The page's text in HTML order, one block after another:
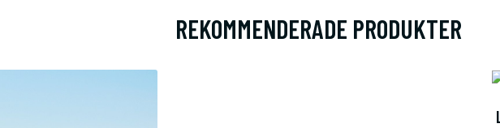
REKOMMENDERADE PRODUKTER